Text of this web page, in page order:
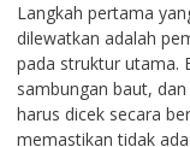
Langkah pertama
dilewatkan adalah
pada struktur utama.
sambungan baut,
harus dicek secara
memastikan tidak